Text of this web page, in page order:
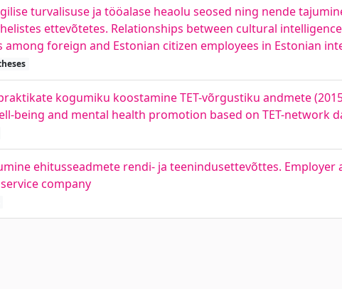
turvalisuse ja tööalase heaolu seosed ning nende
ettevõtetes. Relationships between cultural
foreign and Estonian citizen employees in Estonian
kogumiku koostamine TET-võrgustiku andmete
being and mental health promotion based on TET-network
ehitusseadmete rendi- ja teenindusettevõttes. Employer
company